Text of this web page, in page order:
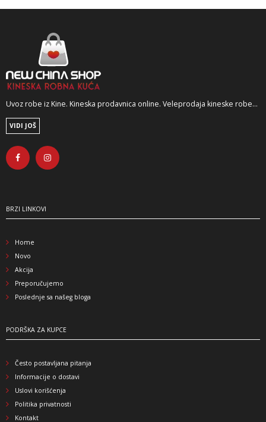
Uvoz robe iz Kine. Kineska prodavnica online. Veleprodaja kineske robe...
VIDI JOŠ
BRZI LINKOVI
Home
Novo
Akcija
Preporučujemo
Poslednje sa našeg bloga
PODRŠKA ZA KUPCE
Često postavljana pitanja
Informacije o dostavi
Uslovi korišćenja
Politika privatnosti
Kontakt